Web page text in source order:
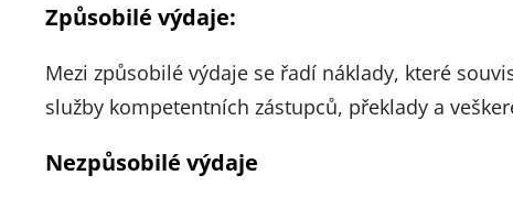
Způsobilé výdaje:
Mezi způsobilé výdaje se řadí náklady, které
služby kompetentních zástupců, překlady a
Nezpůsobilé výdaje